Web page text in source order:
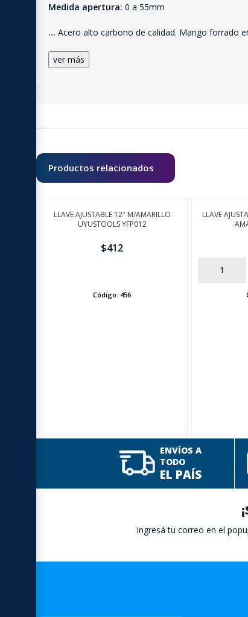
Medida apertura: 0 a 55mm
... Acero alto carbono de calidad. Mango forrado
ver más
Productos relacionados
LLAVE AJUSTABLE 12″ M/AMARILLO
UYUSTOOLS YFP012
$412
Código: 456
LLAVE
AÑADIR
ENVÍOS A
TODO
EL PAÍS
Ingresá tu correo en el